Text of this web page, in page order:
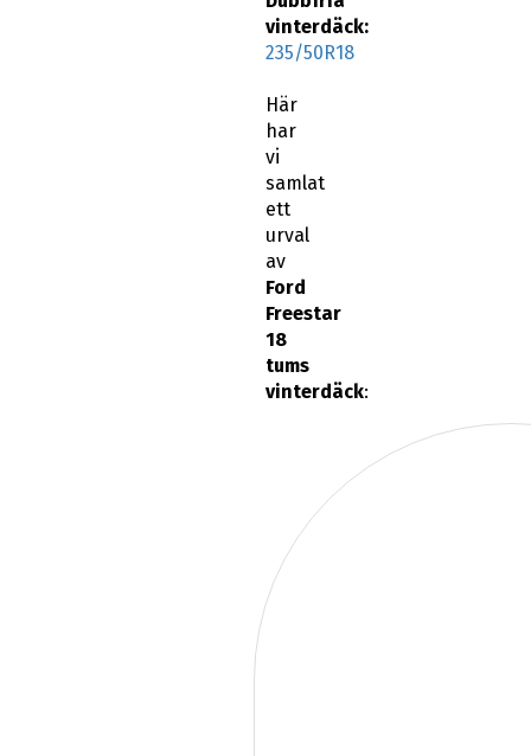
235/50R18
Här
har
vi
samlat
ett
urval
av
Ford
Freestar
18
tums
vinterdäck